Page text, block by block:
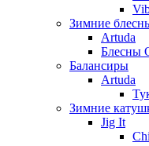
Зимние
Artuda
Блесны
Балансиры
Artuda
Зимние
Jig It